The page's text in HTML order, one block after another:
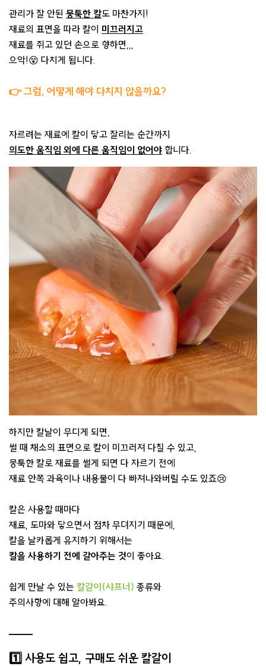
관리가 잘 안된 뭉툭한 칼도 마찬가지!
재료의 표면을 따라 칼이 미끄러지고
재료를 쥐고 있던 손으로 향하면,,,
으악!😵 다치게 됩니다.​
👉그럼, 어떻게 해야 다치지 않을까요?
자르려는 재료에 칼이 닿고 잘리는 순간까지
의도한 움직임 외에 다른 움직임이 없어야 합니다.
하지만 칼날이 무디게 되면,
썰 때 채소의 표면으로 칼이 미끄러져 다칠 수 있고,
뭉툭한 칼로 재료를 썰게 되면 다 자르기 전에
재료 안쪽 과육이나 내용물이 다 빠져나와버릴 수도 있죠😢
칼은 사용할 때마다
재료, 도마와 닿으면서 점차 무뎌지기 때문에,
칼을 날카롭게 유지하기 위해서는
칼을 사용하기 전에 갈아주는 것이 좋아요.
쉽게 만날 수 있는 칼갈이(샤프너) 종류와
주의사항에 대해 알아봐요.
1️⃣ 사용도 쉽고, 구매도 쉬운 칼갈이